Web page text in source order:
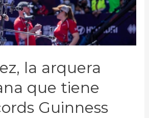
la arquera
que tiene
Guinness